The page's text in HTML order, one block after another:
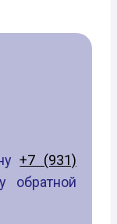
+7 (931)
обратной